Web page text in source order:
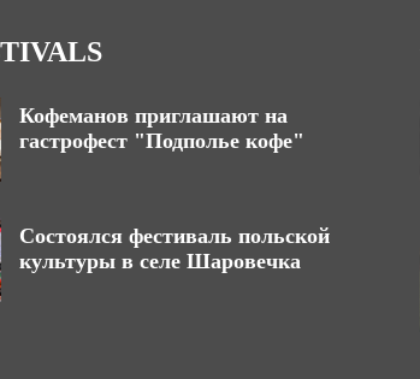
Кофеманов приглашают на
гастрофест "Подполье кофе"
Состоялся фестиваль польской
культуры в селе Шаровечка